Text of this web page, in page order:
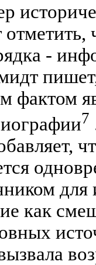
-
фактом
7
для
как